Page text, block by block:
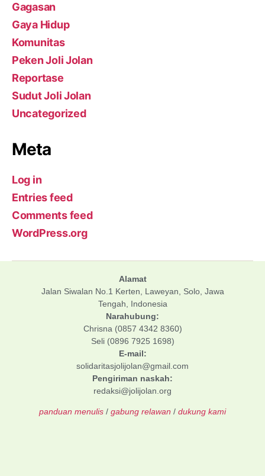
Gagasan
Gaya Hidup
Komunitas
Peken Joli Jolan
Reportase
Sudut Joli Jolan
Uncategorized
Meta
Log in
Entries feed
Comments feed
WordPress.org
Alamat
Jalan Siwalan No.1 Kerten, Laweyan, Solo, Jawa
Tengah, Indonesia
Narahubung:
Chrisna (0857 4342 8360)
Seli (0896 7925 1698)
E-mail:
solidaritasjolijolan@gmail.com
Pengiriman naskah:
redaksi@jolijolan.org
panduan menulis / gabung relawan / dukung kami